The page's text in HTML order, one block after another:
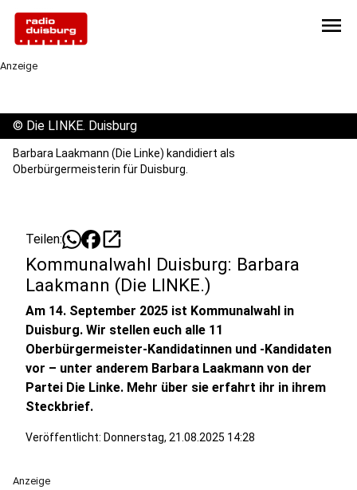
menu
Anzeige
© Die LINKE. Duisburg
Barbara Laakmann (Die Linke) kandidiert als
Oberbürgermeisterin für Duisburg.
Teilen: open_in_new
Kommunalwahl Duisburg: Barbara
Laakmann (Die LINKE.)
Am 14. September 2025 ist Kommunalwahl in
Duisburg. Wir stellen euch alle 11
Oberbürgermeister-Kandidatinnen und -Kandidaten
vor – unter anderem Barbara Laakmann von der
Partei Die Linke. Mehr über sie erfahrt ihr in ihrem
Steckbrief.
Veröffentlicht: Donnerstag, 21.08.2025 14:28
Anzeige